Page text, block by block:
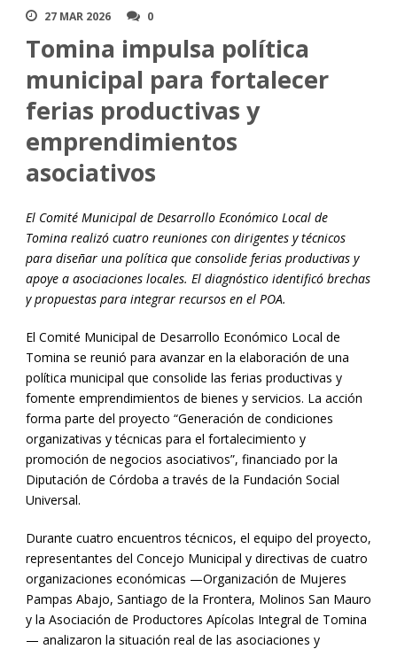
27 MAR 2026 0
Tomina impulsa política
municipal para fortalecer
ferias productivas y
emprendimientos
asociativos
El Comité Municipal de Desarrollo Económico Local de
Tomina realizó cuatro reuniones con dirigentes y técnicos
para diseñar una política que consolide ferias productivas y
apoye a asociaciones locales. El diagnóstico identificó brechas
y propuestas para integrar recursos en el POA.
El Comité Municipal de Desarrollo Económico Local de
Tomina se reunió para avanzar en la elaboración de una
política municipal que consolide las ferias productivas y
fomente emprendimientos de bienes y servicios. La acción
forma parte del proyecto “Generación de condiciones
organizativas y técnicas para el fortalecimiento y
promoción de negocios asociativos”, financiado por la
Diputación de Córdoba a través de la Fundación Social
Universal.
Durante cuatro encuentros técnicos, el equipo del proyecto,
representantes del Concejo Municipal y directivas de cuatro
organizaciones económicas —Organización de Mujeres
Pampas Abajo, Santiago de la Frontera, Molinos San Mauro
y la Asociación de Productores Apícolas Integral de Tomina
— analizaron la situación real de las asociaciones y